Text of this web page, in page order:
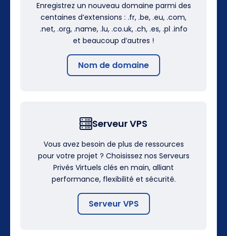
Enregistrez un nouveau domaine parmi des
centaines d’extensions : .fr, .be, .eu, .com,
.net, .org, .name, .lu, .co.uk, .ch, .es, .pl .info
et beaucoup d’autres !
Nom de domaine
Serveur VPS
Vous avez besoin de plus de ressources
pour votre projet ? Choisissez nos Serveurs
Privés Virtuels clés en main, alliant
performance, flexibilité et sécurité.
Serveur VPS